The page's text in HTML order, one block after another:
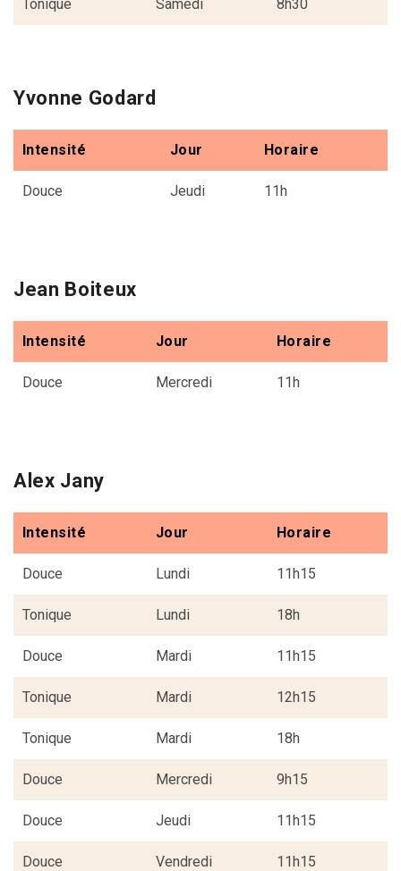
Tonique Samedi 8h30
Yvonne Godard
Intensité Jour Horaire
Douce Jeudi 11h
Jean Boiteux
Intensité Jour Horaire
Douce Mercredi 11h
Alex Jany
Intensité Jour Horaire
Douce Lundi 11h15
Tonique Lundi 18h
Douce Mardi 11h15
Tonique Mardi 12h15
Tonique Mardi 18h
Douce Mercredi 9h15
Douce Jeudi 11h15
Douce Vendredi 11h15